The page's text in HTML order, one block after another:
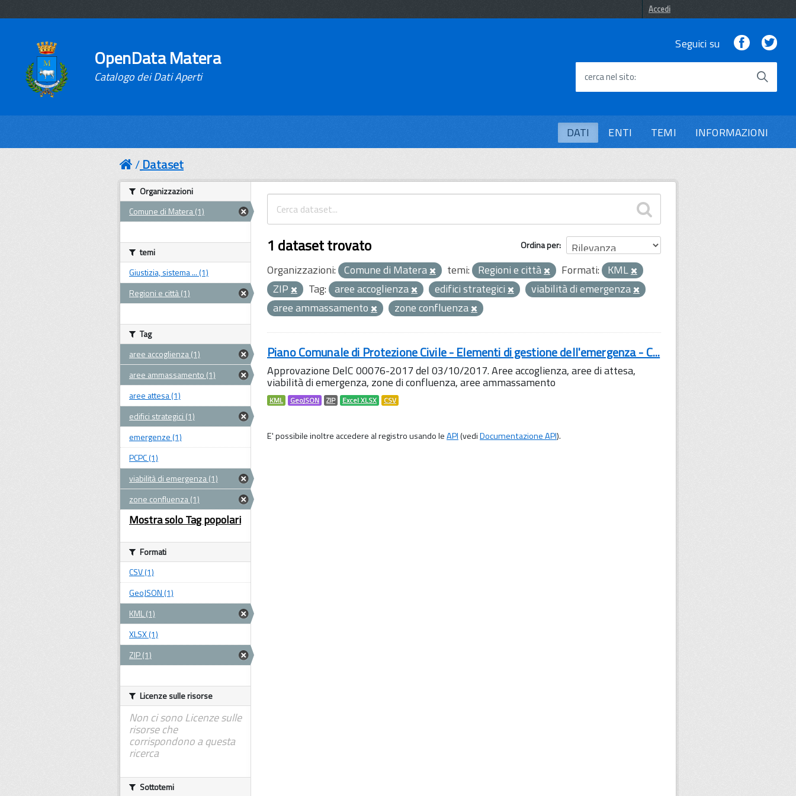
Accedi
OpenData Matera
Catalogo dei Dati Aperti
Seguici su Facebook
cerca nel sito
DATI ENTI TEMI INFORMAZIONI
Dataset
Ordina per
1 dataset trovato
Organizzazioni: Comune di Matera temi: Regioni e città Formati: KML
ZIP
Tag: aree accoglienza edifici strategici
viabilità di emergenza
aree ammassamento
zone confluenza
Piano Comunale di Protezione Civile - Elementi di gestione dell'emergenza - C...
Approvazione DelC 00076-2017 del 03/10/2017. Aree accoglienza, aree di attesa,
viabilità di emergenza, zone di confluenza, aree ammassamento
KML GeoJSON ZIP Excel XLSX CSV
E' possibile inoltre accedere al registro usando leAPI(vediDocumentazione API).
Organizzazioni
Comune di Matera (1)
temi
Giustizia, sistema ... (1)
Regioni e città (1)
Tag
aree accoglienza (1)
aree ammassamento (1)
aree attesa (1)
edifici strategici (1)
emergenze (1)
PCPC (1)
viabilità di emergenza (1)
zone confluenza (1)
Mostra solo Tag popolari
Formati
CSV (1)
GeoJSON (1)
KML (1)
XLSX (1)
ZIP (1)
Licenze sulle risorse
Non ci sono Licenze sulle
risorse che
corrispondono a questa
ricerca
Sottotemi